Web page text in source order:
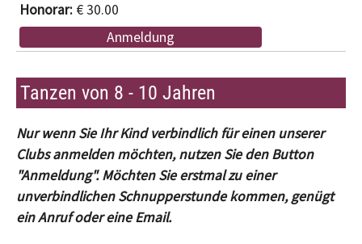
€ 30.00
Anmeldung
Tanzen von 8 - 10 Jahren
Nur wenn Sie Ihr Kind verbindlich für einen unserer
Clubs anmelden möchten, nutzen Sie den Button
"Anmeldung". Möchten Sie erstmal zu einer
unverbindlichen Schnupperstunde kommen, genügt
ein Anruf oder eine Email.